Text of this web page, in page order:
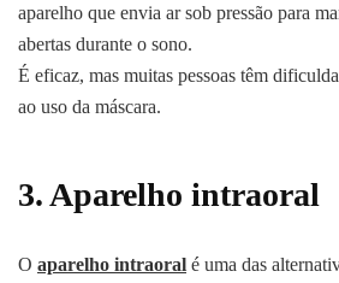
aparelho que envia ar sob pressão para
abertas durante o sono.
É eficaz, mas muitas pessoas têm
ao uso da máscara.
3. Aparelho intraoral
O aparelho intraoral é uma das